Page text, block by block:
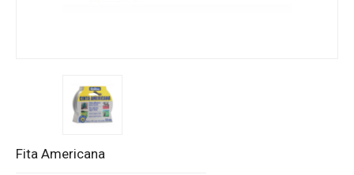
Fita Americana